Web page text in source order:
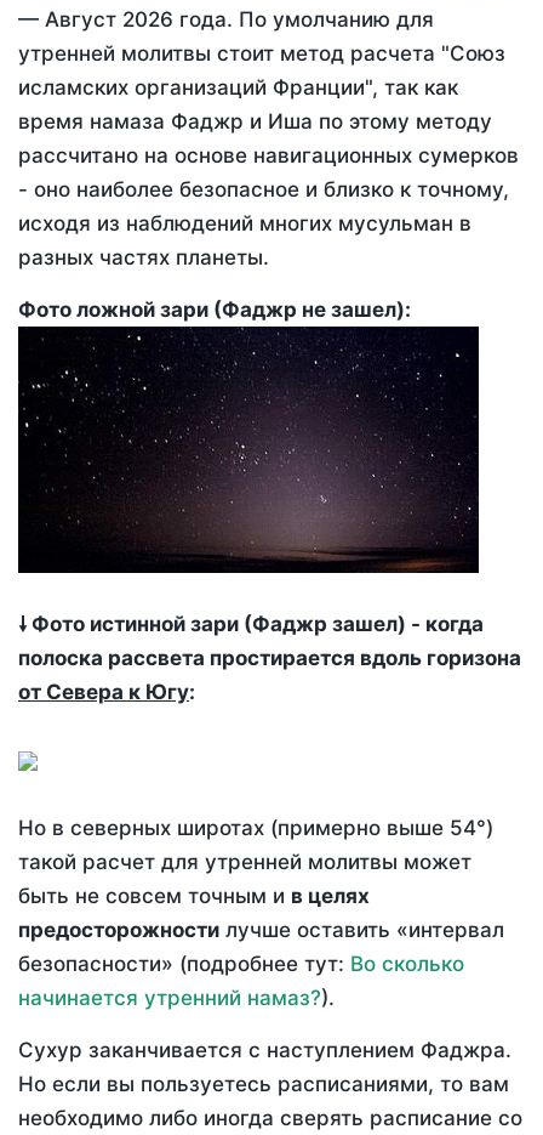
— Август 2026 года. По умолчанию для
утренней молитвы стоит метод расчета "Союз
исламских организаций Франции", так как
время намаза Фаджр и Иша по этому методу
рассчитано на основе навигационных сумерков
- оно наиболее безопасное и близко к точному,
исходя из наблюдений многих мусульман в
разных частях планеты.
Фото ложной зари (Фаджр не зашел):
🠗 Фото истинной зари (Фаджр зашел) - когда
полоска рассвета простирается вдоль горизона
от Севера к Югу:
Но в северных широтах (примерно выше 54°)
такой расчет для утренней молитвы может
быть не совсем точным и в целях
предосторожности лучше оставить «интервал
безопасности» (подробнее тут: Во сколько
начинается утренний намаз?).
Сухур заканчивается с наступлением Фаджра.
Но если вы пользуетесь расписаниями, то вам
необходимо либо иногда сверять расписание со